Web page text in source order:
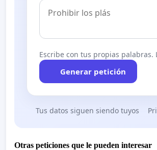
Escribe con tus propias
Generar petición
Tus datos siguen siendo tuyos
Otras peticiones que le pueden interesar